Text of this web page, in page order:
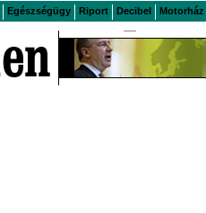
Egészségügy Riport Decibel Motorház